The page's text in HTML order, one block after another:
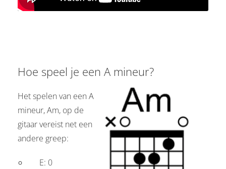
Hoe speel je een A mineur?
Het spelen van een A
mineur, Am, op de
gitaar vereist net een
andere greep:
E: 0